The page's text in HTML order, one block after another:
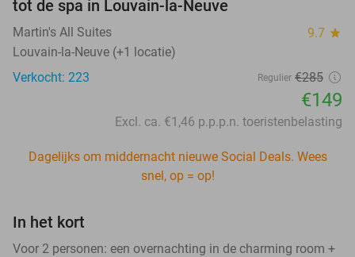
tot de spa in Louvain-la-Neuve
Martin's All Suites 9.7 star
Louvain-la-Neuve (+1 locatie)
Verkocht: 223
Regulier €285
€149
Excl. ca. €1,46 p.p.p.n. toeristenbelasting
Dagelijks om middernacht nieuwe Social Deals. Wees
snel, op = op!
In het kort
Voor 2 personen: een overnachting in de charming room +